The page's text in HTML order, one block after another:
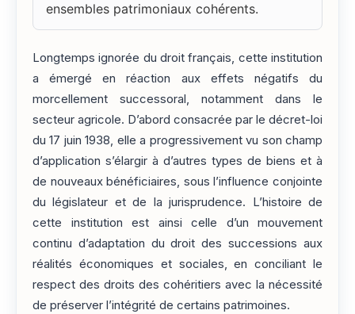
ensembles patrimoniaux cohérents.
Longtemps ignorée du droit français, cette institution
a émergé en réaction aux effets négatifs du
morcellement successoral, notamment dans le
secteur agricole. D’abord consacrée par le décret-loi
du 17 juin 1938, elle a progressivement vu son champ
d’application s’élargir à d’autres types de biens et à
de nouveaux bénéficiaires, sous l’influence conjointe
du législateur et de la jurisprudence. L’histoire de
cette institution est ainsi celle d’un mouvement
continu d’adaptation du droit des successions aux
réalités économiques et sociales, en conciliant le
respect des droits des cohéritiers avec la nécessité
de préserver l’intégrité de certains patrimoines.